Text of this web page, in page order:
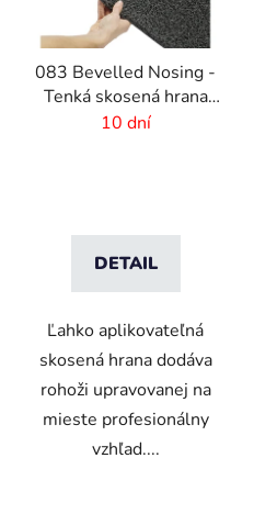
083 Bevelled Nosing -
Tenká skosená hrana
pre rohože - 2 mm
10 dní
DETAIL
Ľahko aplikovateľná
skosená hrana dodáva
rohoži upravovanej na
mieste profesionálny
vzhľad....